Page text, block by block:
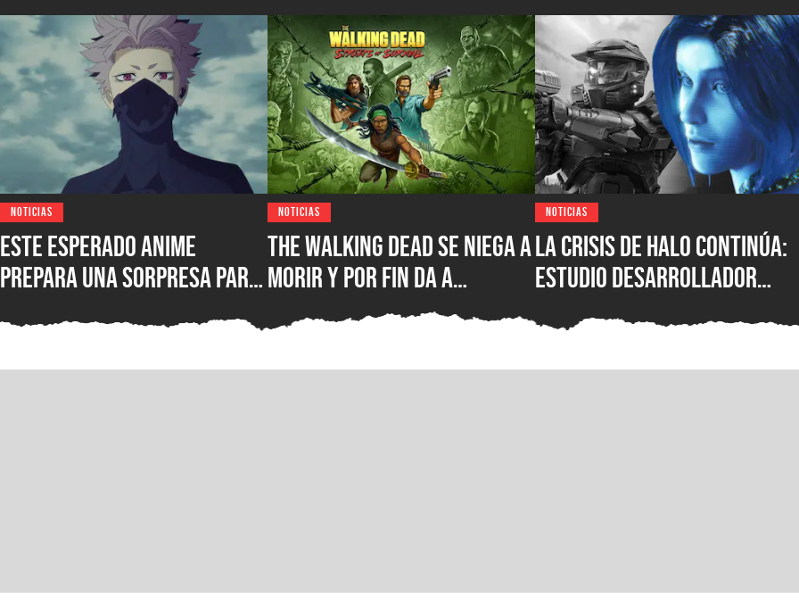
NOTICIAS
Este esperado anime
prepara una sorpresa para
NOTICIAS
The Walking Dead se niega a
morir y por fin da a
conocer la fecha de
lanzamiento de su nuevo
juego
NOTICIAS
La crisis de Halo continúa:
estudio desarrollador
fallido lanzamiento
multiplataforma de